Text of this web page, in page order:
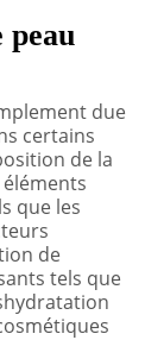
peau
due
certains
de la
que les
de
tels que